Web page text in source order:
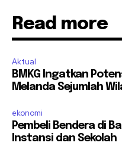
Read more
Aktual
BMKG Ingatkan
Melanda Sejumlah
ekonomi
Pembeli Bendera di
Instansi dan Sekolah